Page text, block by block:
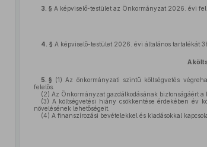
3. § A képviselő-testület az Önkormányzat 2026. évi
4. § A képviselő-testület 2026. évi általános tartalékát
A
5. § (1) Az önkormányzati szintű költségvetés
felelős.
(2) Az Önkormányzat gazdálkodásának biztonságáért
(3) A költségvetési hiány csökkentése érdekében év
növelésének lehetőségeit.
(4) A finanszírozási bevételekkel és kiadásokkal